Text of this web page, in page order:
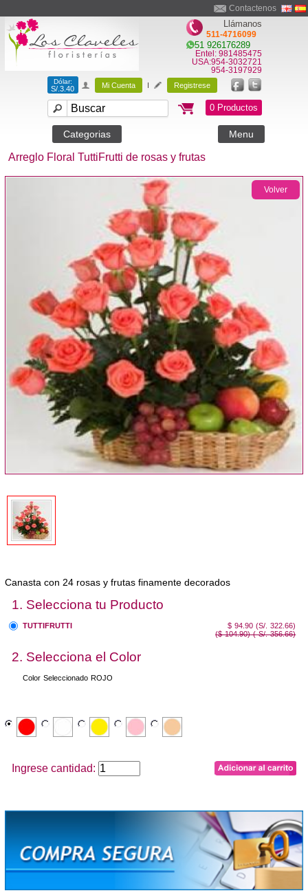
Arreglo Floral TuttiFrutti de rosas y frutas
Volver
Canasta con 24 rosas y frutas finamente decorados
1. Selecciona tu Producto
TUTTIFRUTTI
$ 94.90 (S/. 322.66)
($ 104.90) ( S/. 356.66)
2. Selecciona el Color
Color Seleccionado ROJO
Ingrese cantidad:
Contactenos
Llámanos
511-4716099
51 926176289
Entel: 981485475
USA:954-3032721
954-3197929
Dólar:
S/.3.40 Mi Cuenta I Registrese
0 Productos
Categorias Menu